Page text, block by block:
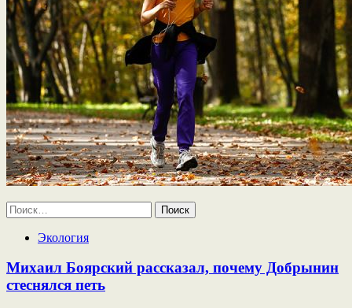
Найти:
Экология
Михаил Боярский рассказал, почему Добрынин
стеснялся петь